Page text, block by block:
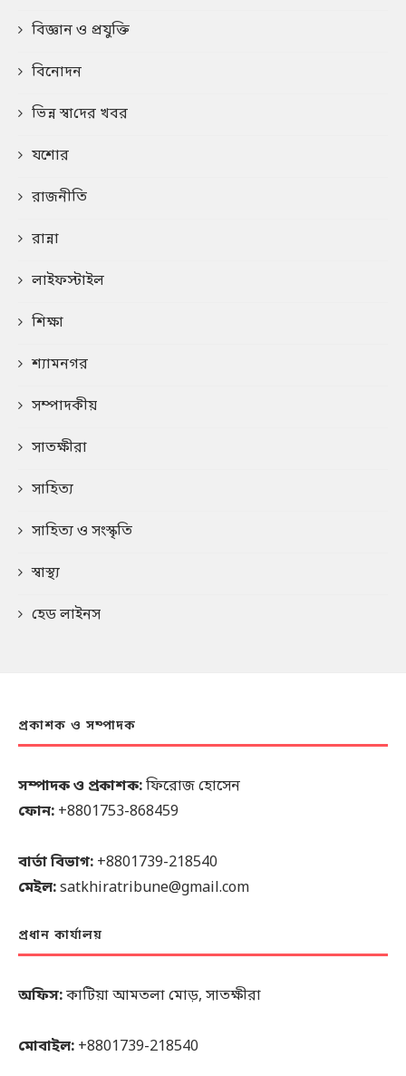
বিজ্ঞান ও প্রযুক্তি
বিনোদন
ভিন্ন স্বা‌দের খবর
যশোর
রাজনীতি
রান্না
লাইফস্টাইল
শিক্ষা
শ্যামনগর
সম্পাদকীয়
সাতক্ষীরা
সাহিত্য
সাহিত্য ও সংস্কৃতি
স্বাস্থ্য
হেড লাইনস
প্রকাশক ও সম্পাদক
সম্পাদক ও প্রকাশক:ফিরোজ হোসেন
ফোন: +8801753-868459
বার্তা বিভাগ: +8801739-218540
মেইল:satkhiratribune@gmail.com
প্রধান কার্যালয়
অফিস:কাটিয়া আমতলা মোড়, সাতক্ষীরা
মোবাইল: +8801739-218540